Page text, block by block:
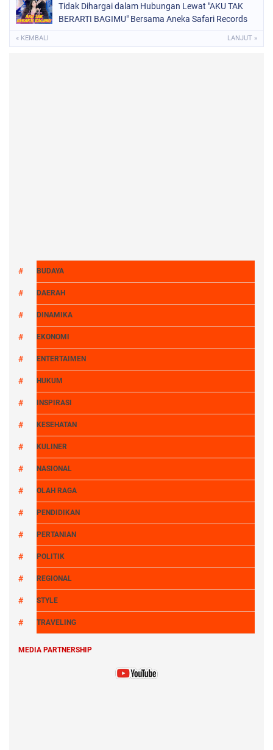
Tidak Dihargai dalam Hubungan Lewat "AKU TAK
BERARTI BAGIMU" Bersama Aneka Safari Records
« KEMBALI LANJUT »
BUDAYA
DAERAH
DINAMIKA
EKONOMI
ENTERTAIMEN
HUKUM
INSPIRASI
KESEHATAN
KULINER
NASIONAL
OLAH RAGA
PENDIDIKAN
PERTANIAN
POLITIK
REGIONAL
STYLE
TRAVELING
MEDIA PARTNERSHIP